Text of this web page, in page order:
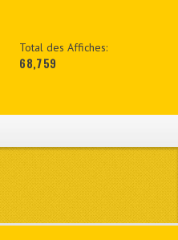
Total des Affiches:
68,759